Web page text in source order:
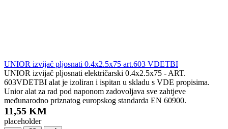
UNIOR izvijač pljosnati 0.4x2.5x75 art.603 VDETBI
UNIOR izvijač pljosnati električarski 0.4x2.5x75 - ART.
603VDETBI alat je izoliran i ispitan u skladu s VDE propisima.
Unior alat za rad pod naponom zadovoljava sve zahtjeve
međunarodno priznatog europskog standarda EN 60900.
11,55 KM
placeholder